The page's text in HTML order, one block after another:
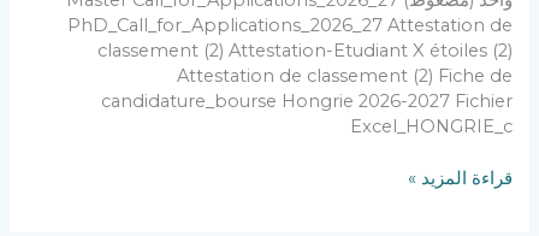
PhD_Call_for_Applications_2026_27 Attestation de
classement (2) Attestation-Etudiant X étoiles (2)
Attestation de classement (2) Fiche de
candidature_bourse Hongrie 2026-2027 Fichier
Excel_HONGRIE_c
قراءة المزيد »